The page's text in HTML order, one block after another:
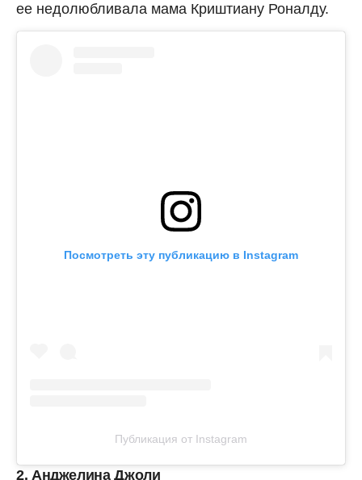
ее недолюбливала мама Криштиану Роналду.
Посмотреть эту публикацию в Instagram
Публикация от Instagram
2. Анджелина Джоли